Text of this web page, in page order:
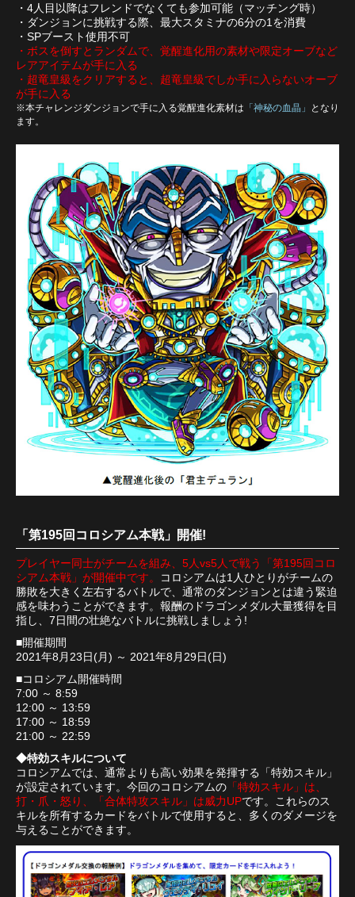
・4人目以降はフレンドでなくても参加可能（マッチング時）
・ダンジョンに挑戦する際、最大スタミナの6分の1を消費
・SPブースト使用不可
・ボスを倒すとランダムで、覚醒進化用の素材や限定オーブなど
レアアイテムが手に入る
・超竜皇級をクリアすると、超竜皇級でしか手に入らないオーブ
が手に入る
※本チャレンジダンジョンで手に入る覚醒進化素材は 「神秘の血晶」
となり
ます。
「第195回コロシアム本戦」開催!
プレイヤー同士がチームを組み、5人vs5人で戦う「第195回コロ
シアム本戦」が開催中です。
コロシアムは1人ひとりがチームの
勝敗を大きく左右するバトルで、通常のダンジョンとは違う緊迫
感を味わうことができます。報酬のドラゴンメダル大量獲得を目
指し、7日間の壮絶なバトルに挑戦しましょう!
■開催期間
2021年8月23日(月) ～ 2021年8月29日(日)
■コロシアム開催時間
7:00 ～ 8:59
12:00 ～ 13:59
17:00 ～ 18:59
21:00 ～ 22:59
◆特効スキルについて
コロシアムでは、通常よりも高い効果を発揮する「特効スキル」
が設定されています。今回のコロシアムの 「特効スキル」は、
打・爪・怒り、「合体特攻スキル」は威力UPです。これらのス
キルを所有するカードをバトルで使用すると、多くのダメージを
与えることができます。